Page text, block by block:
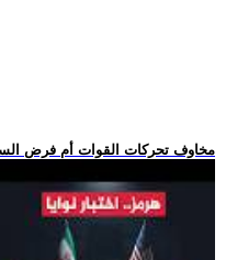
.. مخاوف تحركات القوات أم فرض